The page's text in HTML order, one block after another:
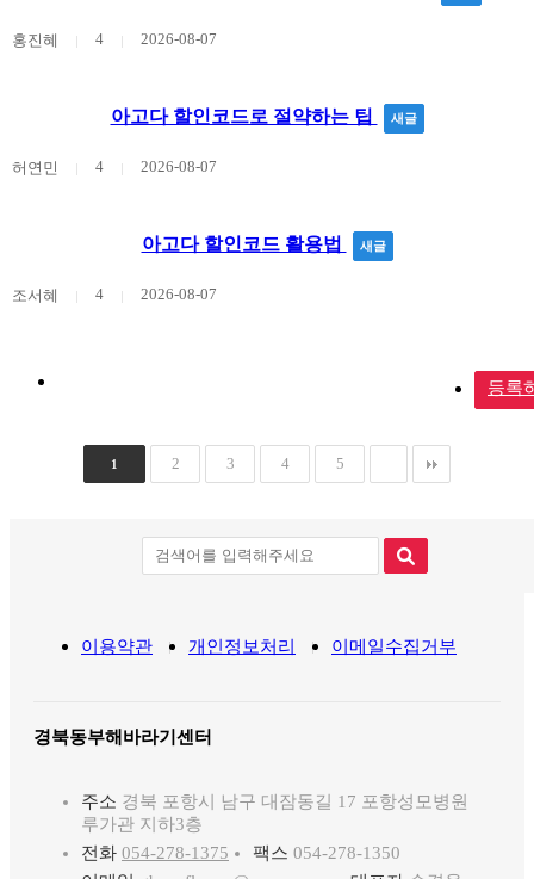
홍진혜 4 2026-08-07
아고다 할인코드로 절약하는 팁 새글
허연민 4 2026-08-07
아고다 할인코드 활용법 새글
조서혜 4 2026-08-07
등록
1 2 3 4 5
이용약관 개인정보처리 이메일수집거부
경북동부해바라기센터
주소 경북 포항시 남구 대잠동길 17 포항성모병원
루가관 지하3층
전화 054-278-1375 팩스 054-278-1350